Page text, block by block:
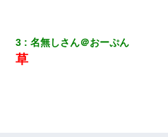
3 名無しさん＠おーぷん
草